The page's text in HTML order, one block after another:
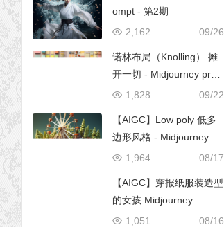
ompt - 第2期
09/26
2,162
诺林布局（Knolling） 摊
开一切 - Midjourney pro
mpt
09/22
1,828
【AIGC】Low poly 低多
边形风格 - Midjourney
08/17
1,964
【AIGC】穿报纸服装造型
的女孩 Midjourney
08/16
1,051